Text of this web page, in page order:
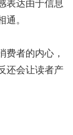
表达由于信息
。
费者的内心，
还会让读者产